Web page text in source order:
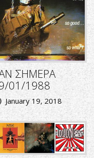
ΣΗΜΕΡΑ
01/1988
January 19, 2018